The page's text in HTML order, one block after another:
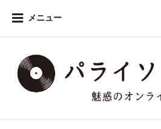
メニュー